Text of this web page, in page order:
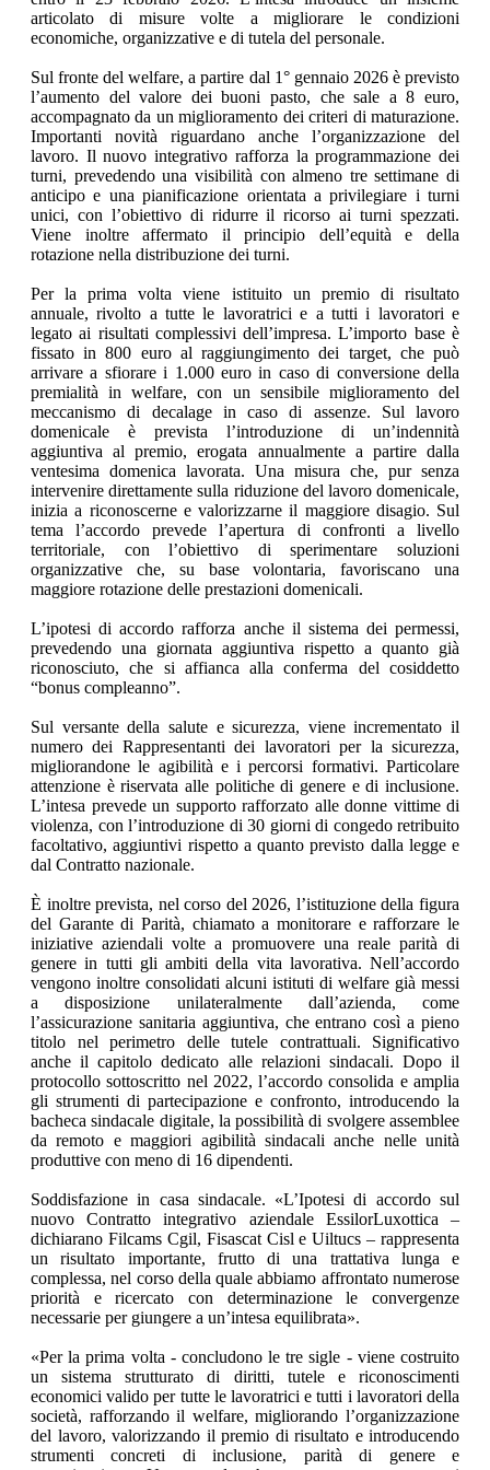
articolato di misure volte a migliorare le condizioni
economiche, organizzative e di tutela del personale.
Sul fronte del welfare, a partire dal 1° gennaio 2026 è previsto
l’aumento del valore dei buoni pasto, che sale a 8 euro,
accompagnato da un miglioramento dei criteri di maturazione.
Importanti novità riguardano anche l’organizzazione del
lavoro. Il nuovo integrativo rafforza la programmazione dei
turni, prevedendo una visibilità con almeno tre settimane di
anticipo e una pianificazione orientata a privilegiare i turni
unici, con l’obiettivo di ridurre il ricorso ai turni spezzati.
Viene inoltre affermato il principio dell’equità e della
rotazione nella distribuzione dei turni.
Per la prima volta viene istituito un premio di risultato
annuale, rivolto a tutte le lavoratrici e a tutti i lavoratori e
legato ai risultati complessivi dell’impresa. L’importo base è
fissato in 800 euro al raggiungimento dei target, che può
arrivare a sfiorare i 1.000 euro in caso di conversione della
premialità in welfare, con un sensibile miglioramento del
meccanismo di decalage in caso di assenze. Sul lavoro
domenicale è prevista l’introduzione di un’indennità
aggiuntiva al premio, erogata annualmente a partire dalla
ventesima domenica lavorata. Una misura che, pur senza
intervenire direttamente sulla riduzione del lavoro domenicale,
inizia a riconoscerne e valorizzarne il maggiore disagio. Sul
tema l’accordo prevede l’apertura di confronti a livello
territoriale, con l’obiettivo di sperimentare soluzioni
organizzative che, su base volontaria, favoriscano una
maggiore rotazione delle prestazioni domenicali.
L’ipotesi di accordo rafforza anche il sistema dei permessi,
prevedendo una giornata aggiuntiva rispetto a quanto già
riconosciuto, che si affianca alla conferma del cosiddetto
“bonus compleanno”.
Sul versante della salute e sicurezza, viene incrementato il
numero dei Rappresentanti dei lavoratori per la sicurezza,
migliorandone le agibilità e i percorsi formativi. Particolare
attenzione è riservata alle politiche di genere e di inclusione.
L’intesa prevede un supporto rafforzato alle donne vittime di
violenza, con l’introduzione di 30 giorni di congedo retribuito
facoltativo, aggiuntivi rispetto a quanto previsto dalla legge e
dal Contratto nazionale.
È inoltre prevista, nel corso del 2026, l’istituzione della figura
del Garante di Parità, chiamato a monitorare e rafforzare le
iniziative aziendali volte a promuovere una reale parità di
genere in tutti gli ambiti della vita lavorativa. Nell’accordo
vengono inoltre consolidati alcuni istituti di welfare già messi
a disposizione unilateralmente dall’azienda, come
l’assicurazione sanitaria aggiuntiva, che entrano così a pieno
titolo nel perimetro delle tutele contrattuali. Significativo
anche il capitolo dedicato alle relazioni sindacali. Dopo il
protocollo sottoscritto nel 2022, l’accordo consolida e amplia
gli strumenti di partecipazione e confronto, introducendo la
bacheca sindacale digitale, la possibilità di svolgere assemblee
da remoto e maggiori agibilità sindacali anche nelle unità
produttive con meno di 16 dipendenti.
Soddisfazione in casa sindacale. «L’Ipotesi di accordo sul
nuovo Contratto integrativo aziendale EssilorLuxottica –
dichiarano Filcams Cgil, Fisascat Cisl e Uiltucs – rappresenta
un risultato importante, frutto di una trattativa lunga e
complessa, nel corso della quale abbiamo affrontato numerose
priorità e ricercato con determinazione le convergenze
necessarie per giungere a un’intesa equilibrata».
«Per la prima volta - concludono le tre sigle - viene costruito
un sistema strutturato di diritti, tutele e riconoscimenti
economici valido per tutte le lavoratrici e tutti i lavoratori della
società, rafforzando il welfare, migliorando l’organizzazione
del lavoro, valorizzando il premio di risultato e introducendo
strumenti concreti di inclusione, parità di genere e